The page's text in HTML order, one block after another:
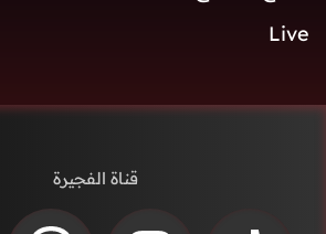
Live
قناة الفجيرة